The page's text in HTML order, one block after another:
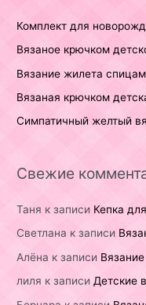
Комплект для
Вязаное крючком
Вязание жилета
Вязаная крючком
Симпатичный желтый
Свежие
Таня к записи Кепка
Светлана к записи
Алёна к записи
лиля к записи Детские